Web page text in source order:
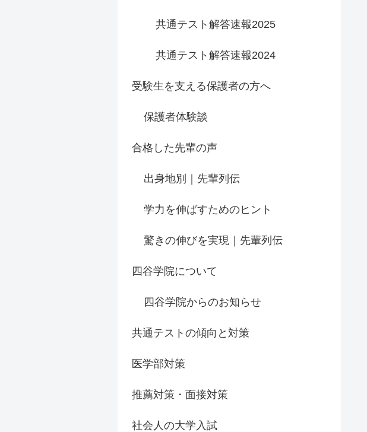
共通テスト解答速報2025
共通テスト解答速報2024
受験生を支える保護者の方へ
保護者体験談
合格した先輩の声
出身地別｜先輩列伝
学力を伸ばすためのヒント
驚きの伸びを実現｜先輩列伝
四谷学院について
四谷学院からのお知らせ
共通テストの傾向と対策
医学部対策
推薦対策・面接対策
社会人の大学入試